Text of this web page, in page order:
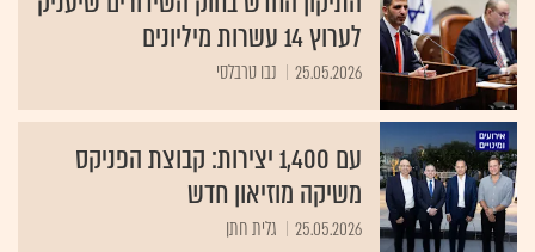
לערוץ 14 עשרות מיליונים
25.05.2026 נבו טרבלסי
עם 1,400 יצירות: קבוצת הפניקס
משיקה מוזיאון חדש
25.05.2026 גלית חתן